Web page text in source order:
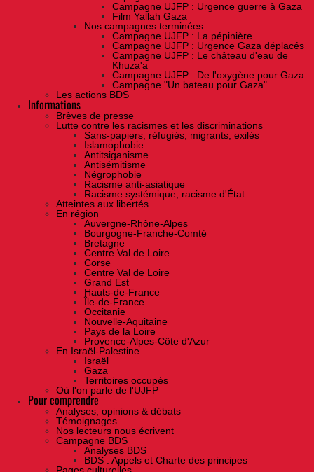
Campagne UJFP : Urgence guerre à Gaza
Film Yallah Gaza
Nos campagnes terminées
Campagne UJFP : La pépinière
Campagne UJFP : Urgence Gaza déplacés
Campagne UJFP : Le château d'eau de
Khuza'a
Campagne UJFP : De l'oxygène pour Gaza
Campagne "Un bateau pour Gaza"
Les actions BDS
Informations
Brèves de presse
Lutte contre les racismes et les discriminations
Sans-papiers, réfugiés, migrants, exilés
Islamophobie
Antitsiganisme
Antisémitisme
Négrophobie
Racisme anti-asiatique
Racisme systémique, racisme d'État
Atteintes aux libertés
En région
Auvergne-Rhône-Alpes
Bourgogne-Franche-Comté
Bretagne
Centre Val de Loire
Corse
Centre Val de Loire
Grand Est
Hauts-de-France
Île-de-France
Occitanie
Nouvelle-Aquitaine
Pays de la Loire
Provence-Alpes-Côte d'Azur
En Israël-Palestine
Israël
Gaza
Territoires occupés
Où l'on parle de l'UJFP
Pour comprendre
Analyses, opinions & débats
Témoignages
Nos lecteurs nous écrivent
Campagne BDS
Analyses BDS
BDS : Appels et Charte des principes